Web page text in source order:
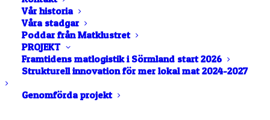
Vår historia
Våra stadgar
Poddar från Matklustret
PROJEKT
Framtidens matlogistik i Sörmland start 2026
Strukturell innovation för mer lokal mat 2024-2027
Genomförda projekt
medlemmar välkomna i
Matklustret
Katrinelunds gårdsprodukteri Vingåker med ägg,